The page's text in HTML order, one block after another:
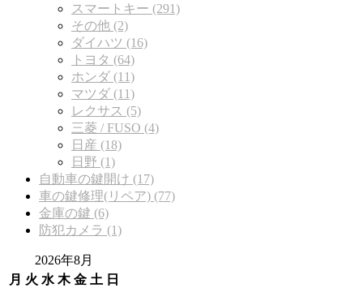
スマートキー (291)
その他 (2)
ダイハツ (16)
トヨタ (64)
ホンダ (11)
マツダ (11)
レクサス (5)
三菱 / FUSO (4)
日産 (18)
日野 (1)
自動車の鍵開け (17)
車の鍵修理(リペア) (77)
金庫の鍵 (6)
防犯カメラ (1)
2026年8月
月 火 水 木 金 土 日